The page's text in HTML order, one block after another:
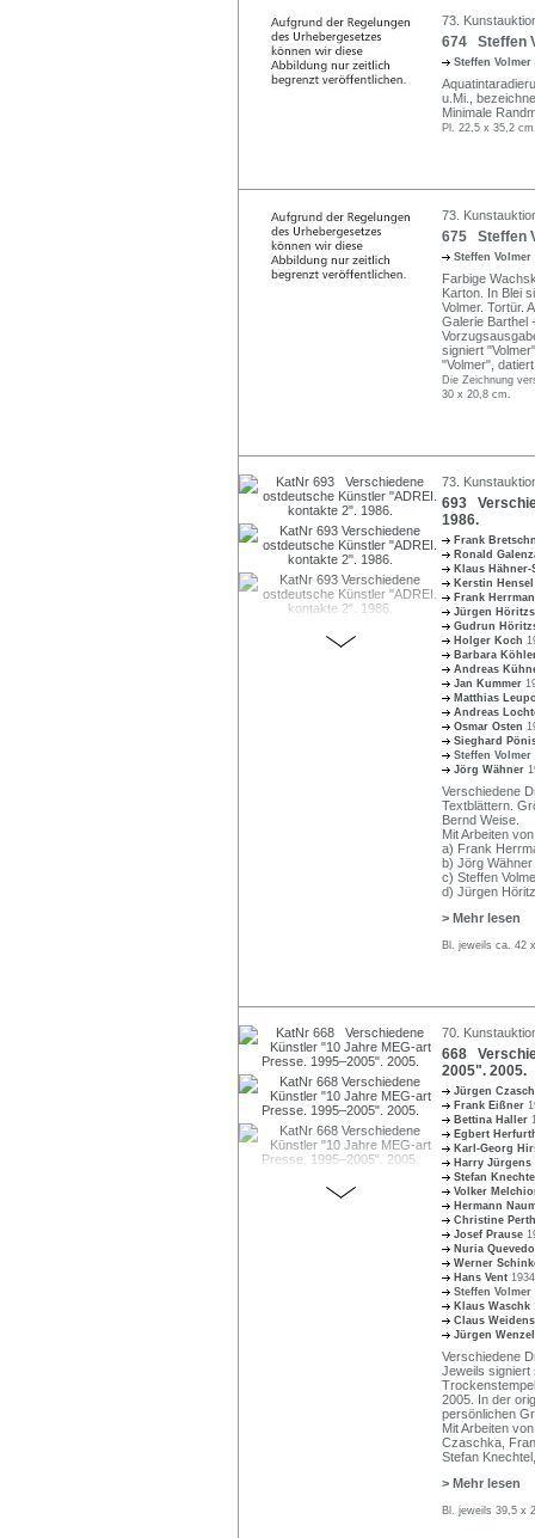
73.
674 Steffen
Steffen Volmer
u.Mi.,
Minimale
Pl. 22,5 x 35,2
73.
675 Steffen
Steffen Volmer
Farbige
Karton. In Blei
Volmer. Tortür.
Galerie Barthel
signiert
"Volmer",
Die Zeichnung
30 x 20,8 cm.
73.
693
1986.
Frank
Ronald
Klaus
Kerstin
Frank
Jürgen
Gudrun
Holger Koch
Barbara
Andreas
Jan Kummer
Matthias
Andreas
Osmar Osten
Sieghard
Steffen Volmer
Jörg Wähner
Verschiedene
Textblättern.
Bernd Weise.
Mit Arbeiten
a) Frank
b) Jörg
c) Steffen
d) Jürgen
> Mehr lesen
Bl. jeweils ca. 42
70.
668
2005". 2005.
Jürgen
Frank Eißner
Bettina Haller
Egbert
Karl-Georg
Harry Jürgens
Stefan
Volker
Hermann
Christine
Josef Prause
Nuria
Werner
Hans Vent
Steffen Volmer
Klaus Waschk
Claus
Jürgen
Verschiedene
Jeweils signiert
2005. In der
persönlichen
Mit Arbeiten
Czaschka,
Stefan Knechtel,
> Mehr lesen
Bl. jeweils 39,5 x